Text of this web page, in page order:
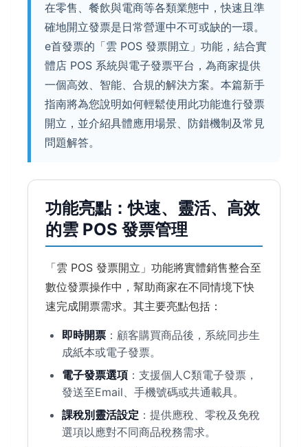
在零售、餐飲與電商等各類業態中，快速且準
確地開立發票是日常營運中不可或缺的一環。
e首發票的「雲 POS 發票開立」功能，結合實
體店 POS 系統與電子發票平台，為商家提供
一個高效、智能、合規的解決方案。本篇新手
指南將為您說明如何輕鬆使用此功能進行發票
開立，並介紹具體應用場景、防錯機制及常見
問題解答。
功能亮點：快速、靈活、高效
的雲 POS 發票管理
「雲 POS 發票開立」功能將實體銷售整合至
數位發票操作中，幫助商家在不同情境下快
速完成開票需求。其主要亮點包括：
即時開票 ：顧客購買商品後，系統同步生
成紙本或電子發票。
電子發票選項 ：支援個人C類電子發票，
發送至Email、手機號碼或共通載具。
課稅別靈活設定 ：提供應稅、零稅及免稅
選項以應對不同商品稅務需求。